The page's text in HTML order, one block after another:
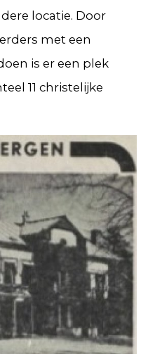
locatie. Door
met een
is er een plek
11 christelijke